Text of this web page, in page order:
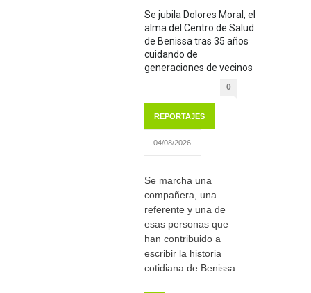
Se jubila Dolores Moral, el
alma del Centro de Salud
de Benissa tras 35 años
cuidando de
generaciones de vecinos
0
REPORTAJES
04/08/2026
Se marcha una
compañera, una
referente y una de
esas personas que
han contribuido a
escribir la historia
cotidiana de Benissa